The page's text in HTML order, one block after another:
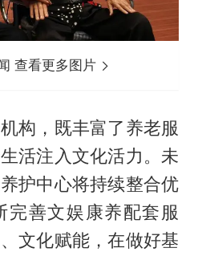
查看更多图片
构，既丰富了养老服
活注入文化活力。未
护中心将持续整合优
完善文娱康养配套服
文化赋能，在做好基